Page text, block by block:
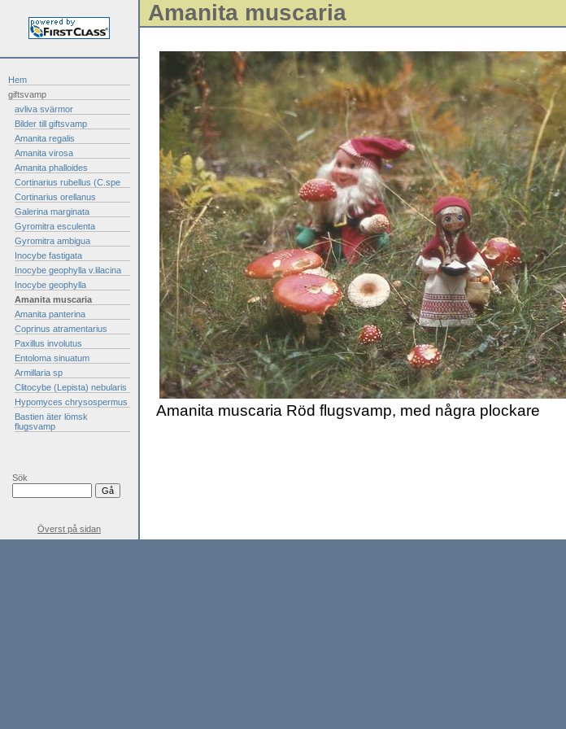
Hem
giftsvamp
avliva svärmor
Bilder till giftsvamp
Amanita regalis
Amanita virosa
Amanita phalloides
Cortinarius rubellus (C.spe
Cortinarius orellanus
Galerina marginata
Gyromitra esculenta
Gyromitra ambigua
Inocybe fastigata
Inocybe geophylla v.lilacina
Inocybe geophylla
Amanita muscaria
Amanita panterina
Coprinus atramentarius
Paxillus involutus
Entoloma sinuatum
Armillaria sp
Clitocybe (Lepista) nebularis
Hypomyces chrysospermus
Bastien äter lömsk
flugsvamp
Sök
Amanita muscaria
Amanita muscaria Röd flugsvamp, med några plockare
Överst på sidan